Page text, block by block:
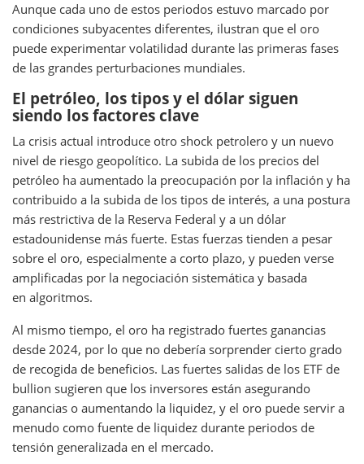
Aunque cada uno de estos periodos estuvo marcado por
condiciones subyacentes diferentes, ilustran que el oro
puede experimentar volatilidad durante las primeras fases
de las grandes perturbaciones mundiales.
El petróleo, los tipos y el dólar siguen
siendo los factores clave
La crisis actual introduce otro shock petrolero y un nuevo
nivel de riesgo geopolítico. La subida de los precios del
petróleo ha aumentado la preocupación por la inflación y ha
contribuido a la subida de los tipos de interés, a una postura
más restrictiva de la Reserva Federal y a un dólar
estadounidense más fuerte. Estas fuerzas tienden a pesar
sobre el oro, especialmente a corto plazo, y pueden verse
amplificadas por la negociación sistemática y basada
en algoritmos.
Al mismo tiempo, el oro ha registrado fuertes ganancias
desde 2024, por lo que no debería sorprender cierto grado
de recogida de beneficios. Las fuertes salidas de los ETF de
bullion sugieren que los inversores están asegurando
ganancias o aumentando la liquidez, y el oro puede servir a
menudo como fuente de liquidez durante periodos de
tensión generalizada en el mercado.